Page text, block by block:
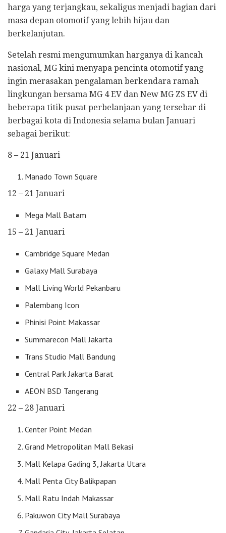
harga yang terjangkau, sekaligus menjadi bagian dari
masa depan otomotif yang lebih hijau dan
berkelanjutan.
Setelah resmi mengumumkan harganya di kancah
nasional, MG kini menyapa pencinta otomotif yang
ingin merasakan pengalaman berkendara ramah
lingkungan bersama MG 4 EV dan New MG ZS EV di
beberapa titik pusat perbelanjaan yang tersebar di
berbagai kota di Indonesia selama bulan Januari
sebagai berikut:
8 – 21 Januari
Manado Town Square
12 – 21 Januari
Mega Mall Batam
15 – 21 Januari
Cambridge Square Medan
Galaxy Mall Surabaya
Mall Living World Pekanbaru
Palembang Icon
Phinisi Point Makassar
Summarecon Mall Jakarta
Trans Studio Mall Bandung
Central Park Jakarta Barat
AEON BSD Tangerang
22 – 28 Januari
Center Point Medan
Grand Metropolitan Mall Bekasi
Mall Kelapa Gading 3, Jakarta Utara
Mall Penta City Balikpapan
Mall Ratu Indah Makassar
Pakuwon City Mall Surabaya